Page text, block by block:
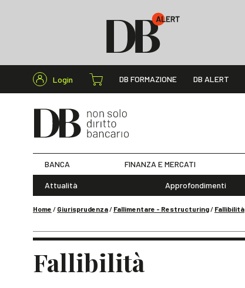
Login DB FORMAZIONE DB ALERT
BANCA FINANZA E MERCATI
Attualità Approfondimenti
Home / Giurisprudenza/ Fallimentare - Restructuring/ Fallibilità
Fallibilità